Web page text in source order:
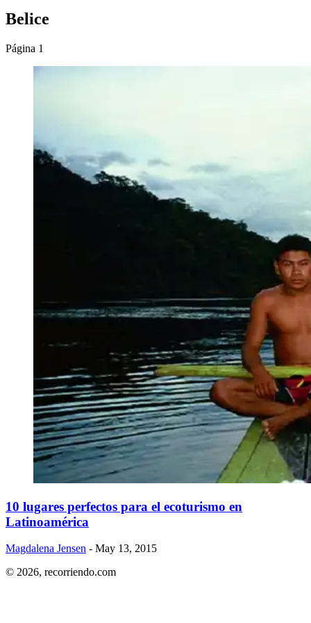
Belice
Página 1
​10 lugares perfectos para el ecoturismo en
Latinoamérica
Magdalena Jensen - May 13, 2015
© 2026, recorriendo.com